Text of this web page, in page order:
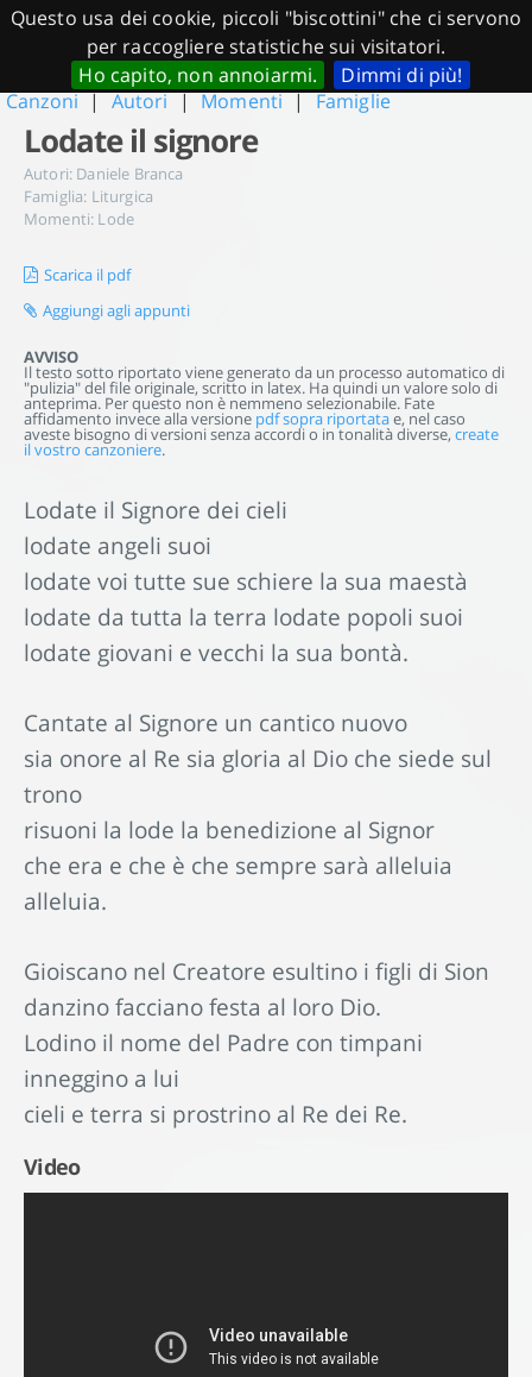
Questo usa dei cookie, piccoli "biscottini" che ci servono
per raccogliere statistiche sui visitatori.
Ho capito, non annoiarmi.
Dimmi di più!
Canzoni | Autori | Momenti | Famiglie
Lodate il signore
Autori: Daniele Branca
Famiglia: Liturgica
Momenti: Lode
Scarica il pdf
Aggiungi agli appunti
AVVISO
Il testo sotto riportato viene generato da un processo automatico di
"pulizia" del file originale, scritto in latex. Ha quindi un valore solo di
anteprima. Per questo non è nemmeno selezionabile. Fate
affidamento invece alla versione pdf sopra riportatae, nel caso
aveste bisogno di versioni senza accordi o in tonalità diverse, create
il vostro canzoniere.
Lodate il Signore dei cieli
lodate angeli suoi
lodate voi tutte sue schiere la sua maestà
lodate da tutta la terra lodate popoli suoi
lodate giovani e vecchi la sua bontà.
Cantate al Signore un cantico nuovo
sia onore al Re sia gloria al Dio che siede sul
trono
risuoni la lode la benedizione al Signor
che era e che è che sempre sarà alleluia
alleluia.
Gioiscano nel Creatore esultino i figli di Sion
danzino facciano festa al loro Dio.
Lodino il nome del Padre con timpani
inneggino a lui
cieli e terra si prostrino al Re dei Re.
Video